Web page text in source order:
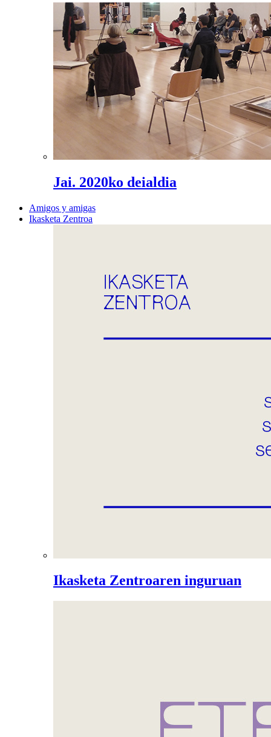
Jai. 2020ko deialdia
Amigos y amigas
Ikasketa Zentroa
Ikasketa Zentroaren inguruan